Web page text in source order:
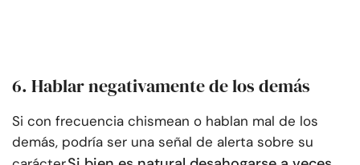
6. Hablar negativamente de los demás
Si con frecuencia chismean o hablan mal de los
demás, podría ser una señal de alerta sobre su